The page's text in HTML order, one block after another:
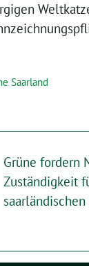
Saarland
Grüne fordern
Zuständigkeit